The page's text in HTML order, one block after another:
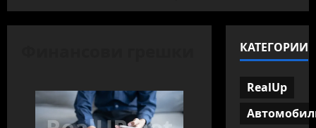
КАТЕГОРИИ
RealUp